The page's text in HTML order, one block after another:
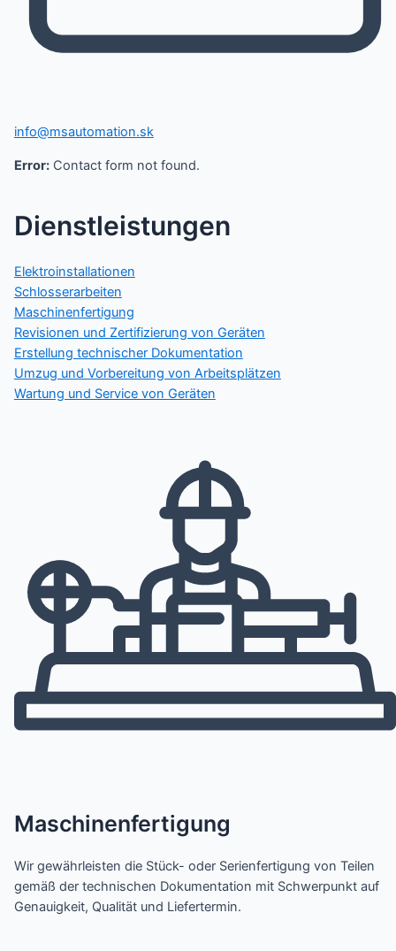
Dienstleistungen
Elektroinstallationen
Schlosserarbeiten
Maschinenfertigung
Revisionen und Zertifizierung von Geräten
Erstellung technischer Dokumentation
Umzug und Vorbereitung von Arbeitsplätzen
Wartung und Service von Geräten
Maschinenfertigung
Wir gewährleisten die Stück- oder Serienfertigung von Teilen
gemäß der technischen Dokumentation mit Schwerpunkt auf
Genauigkeit, Qualität und Liefertermin.
info@msautomation.sk
Error:Contact form not found.